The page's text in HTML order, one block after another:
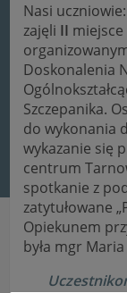
Nasi uczniowie:
zajęli II
Doskonalenia
Szczepanika.
do wykonania
wykazanie się
centrum
spotkanie z
zatytułowane
Opiekunem
była mgr